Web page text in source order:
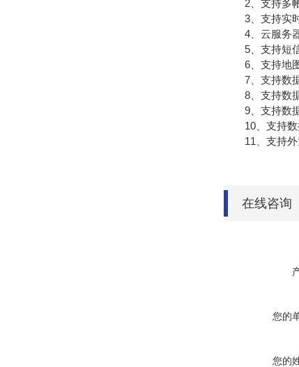
2、支持多帐
3、支持实时
4、云服务器
5、支持短信
6、支持地图
7、支持数
8、支持数据
9、支持数据
10、支持数
11、支持外
在线咨询
您的
您的